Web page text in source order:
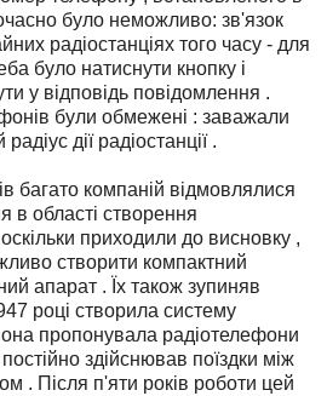
було неможливо: зв'язок
радіостанціях того часу - для
було натиснути кнопку і
у відповідь повідомлення .
були обмежені : заважали
дії радіостанції .
багато компаній відмовлялися
в області створення
приходили до висновку ,
створити компактний
апарат . Їх також зупиняв
році створила систему
пропонувала радіотелефони
здійснював поїздки між
. Після п'яти років роботи цей